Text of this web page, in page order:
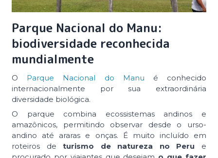
Parque Nacional do Manu:
biodiversidade reconhecida
mundialmente
O Parque Nacional do Manu é conhecido
internacionalmente por sua extraordinária
diversidade biológica.
O parque combina ecossistemas andinos e
amazônicos, permitindo observar desde o urso-
andino até araras e onças. É muito incluído em
roteiros deturismo de natureza no Peru e